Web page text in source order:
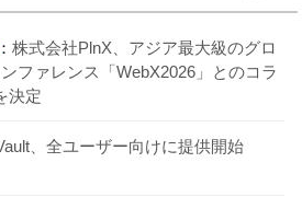
株式会社PlnX、アジア最大級のグロ
ファレンス「WebX2026」とのコラ
決定
、全ユーザー向けに提供開始